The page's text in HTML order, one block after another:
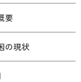
要
の現状